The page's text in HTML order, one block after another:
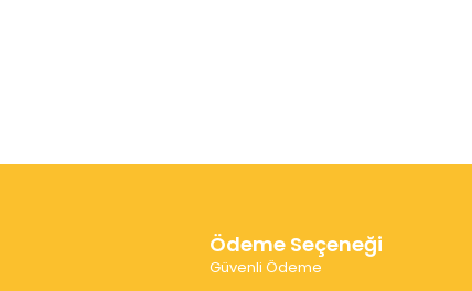
Ödeme Seçeneği
Güvenli Ödeme